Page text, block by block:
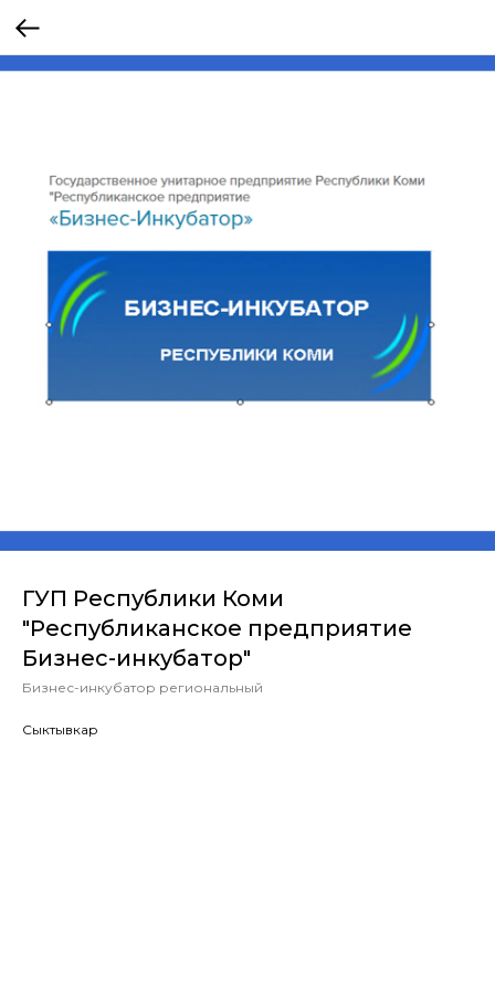
ГУП Республики Коми
"Республиканское предприятие
Бизнес-инкубатор"
Бизнес-инкубатор региональный
Сыктывкар